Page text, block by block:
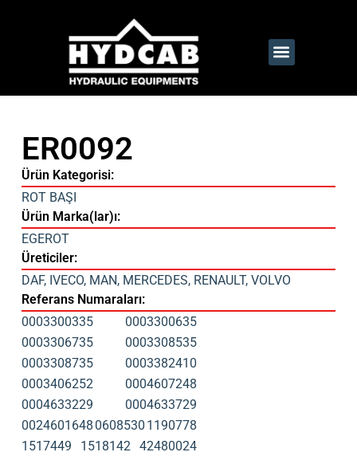
ER0092
Ürün Kategorisi:
ROT BAŞI
Ürün Marka(lar)ı:
EGEROT
Üreticiler:
DAF, IVECO, MAN, MERCEDES, RENAULT, VOLVO
Referans Numaraları:
0003300335
0003300635
0003306735
0003308535
0003308735
0003382410
0003406252
0004607248
0004633229
0004633729
0024601648 0608530 1190778
1517449
1518142 42480024